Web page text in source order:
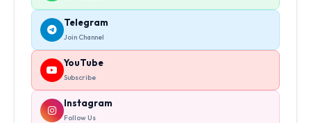
Telegram
Join Channel
YouTube
Subscribe
Instagram
Follow Us